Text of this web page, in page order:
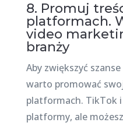
8. Promuj
platformach.
video
branży
Aby zwiększyć
warto promować
platformach. TikTok
platformy, ale